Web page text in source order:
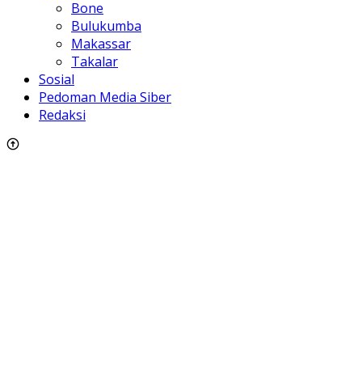
Bone
Bulukumba
Makassar
Takalar
Sosial
Pedoman Media Siber
Redaksi